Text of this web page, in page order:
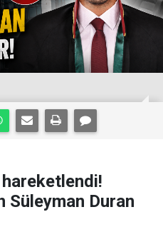
Süleyman Duran